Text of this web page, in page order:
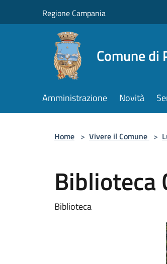
Regione Campania
Comune di
Amministrazione Novità
Home > Vivere il Comune >
Biblioteca
Biblioteca